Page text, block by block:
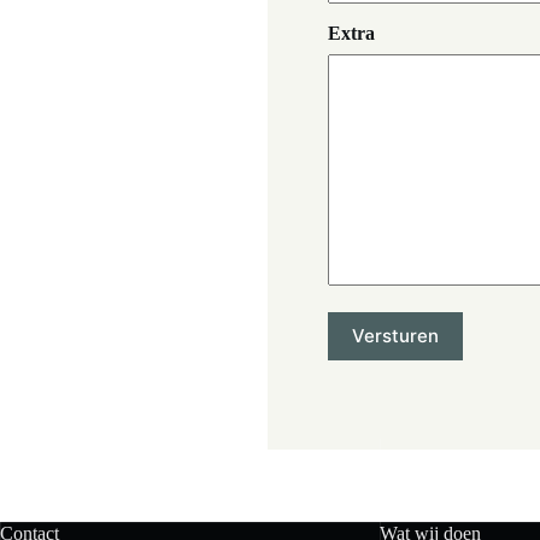
Extra
Contact Wat wij doen